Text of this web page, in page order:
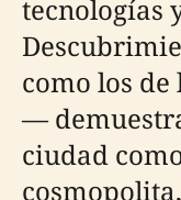
tecnologías
como los de
—
ciudad